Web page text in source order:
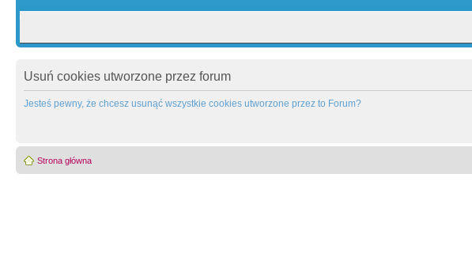
Usuń cookies utworzone przez forum
Jesteś pewny, że chcesz usunąć wszystkie cookies utworzone przez to Forum?
Strona główna